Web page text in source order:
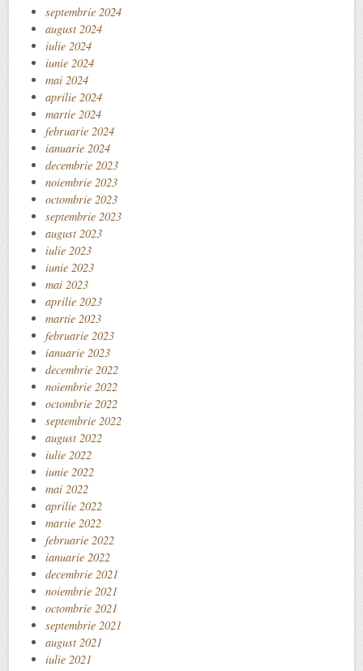
septembrie 2024
august 2024
iulie 2024
iunie 2024
mai 2024
aprilie 2024
martie 2024
februarie 2024
ianuarie 2024
decembrie 2023
noiembrie 2023
octombrie 2023
septembrie 2023
august 2023
iulie 2023
iunie 2023
mai 2023
aprilie 2023
martie 2023
februarie 2023
ianuarie 2023
decembrie 2022
noiembrie 2022
octombrie 2022
septembrie 2022
august 2022
iulie 2022
iunie 2022
mai 2022
aprilie 2022
martie 2022
februarie 2022
ianuarie 2022
decembrie 2021
noiembrie 2021
octombrie 2021
septembrie 2021
august 2021
iulie 2021